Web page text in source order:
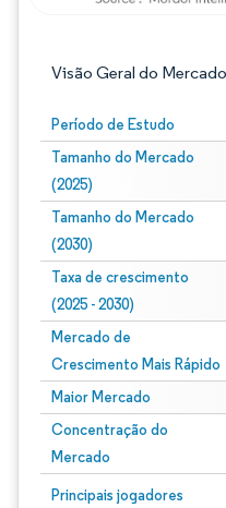
Visão Geral do Mercado
Período de Estudo
Tamanho do Mercado
(2025)
Tamanho do Mercado
(2030)
Taxa de crescimento
(2025 - 2030)
Mercado de
Crescimento Mais Rápido
Maior Mercado
Concentração do
Mercado
Principais jogadores
Imagem © Mordor Intelligence.